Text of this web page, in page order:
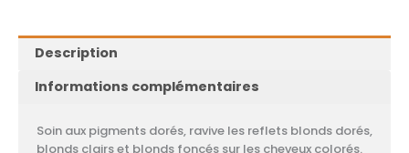
Description
Informations complémentaires
Soin aux pigments dorés, ravive les reflets blonds dorés,
blonds clairs et blonds foncés sur les cheveux colorés.